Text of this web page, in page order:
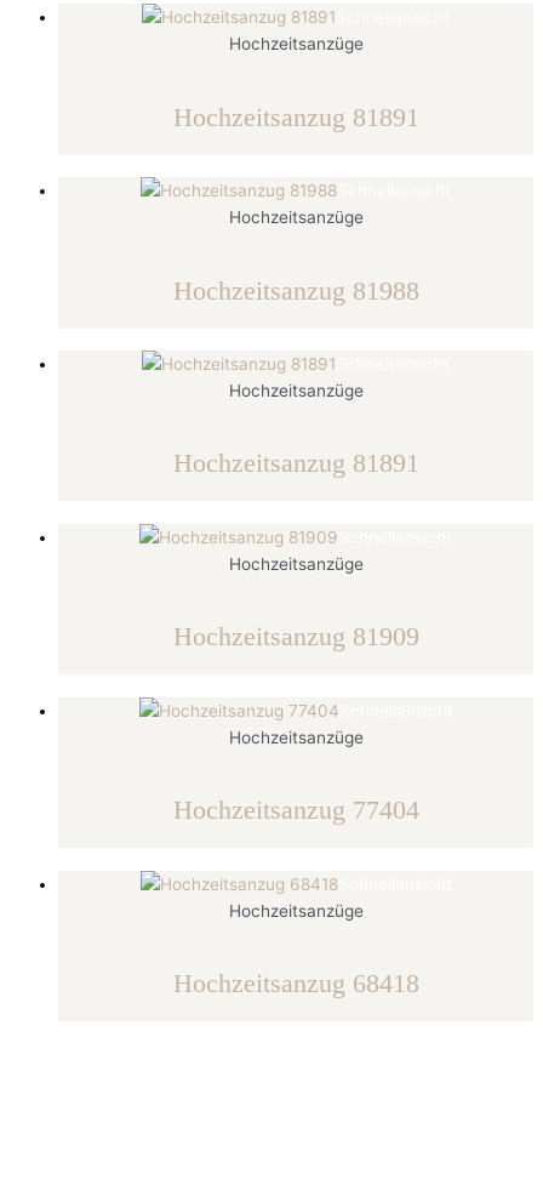
Hochzeitsanzüge
Hochzeitsanzug 81891
Hochzeitsanzüge
Hochzeitsanzug 81988
Hochzeitsanzüge
Hochzeitsanzug 81891
Hochzeitsanzüge
Hochzeitsanzug 81909
Hochzeitsanzüge
Hochzeitsanzug 77404
Schnellansicht
Hochzeitsanzüge
Hochzeitsanzug 68418